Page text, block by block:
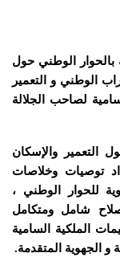
بالحوار الوطني حول
الوطني و التعمير
لصاحب الجلالة
التعمير والإسكان
توصيات وخلاصات
للحوار الوطني ،
شامل ومتكامل
الملكية السامية
و الجهوية المتقدمة.